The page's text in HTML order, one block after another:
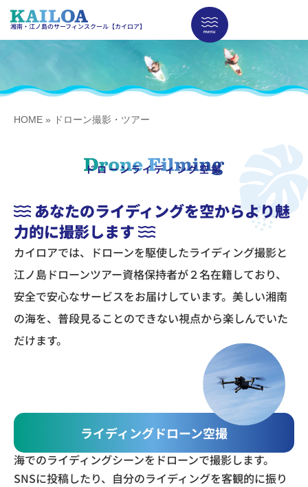
湘南・江ノ島のサーフィンスクール【カイロア】
HOME » ドローン撮影・ツアー
ドローンライディング空撮
あなたのライディングを空からより魅
力的に撮影します
カイロアでは、ドローンを駆使したライディング撮影と
江ノ島ドローンツアー資格保持者が２名在籍しており、
安全で安心なサービスをお届けしています。 美しい湘南
の海を、普段見ることのできない視点から楽しんでいた
だけます。
ライディングドローン空撮
海でのライディングシーンをドローンで撮影します。
SNSに投稿したり、自分のライディングを客観的に振り